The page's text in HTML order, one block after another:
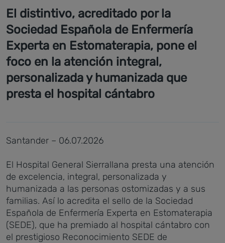
El distintivo, acreditado por la
Sociedad Española de Enfermería
Experta en Estomaterapia, pone el
foco en la atención integral,
personalizada y humanizada que
presta el hospital cántabro
Santander – 06.07.2026
El Hospital General Sierrallana presta una atención
de excelencia, integral, personalizada y
humanizada a las personas ostomizadas y a sus
familias. Así lo acredita el sello de la Sociedad
Española de Enfermería Experta en Estomaterapia
(SEDE), que ha premiado al hospital cántabro con
el prestigioso Reconocimiento SEDE de